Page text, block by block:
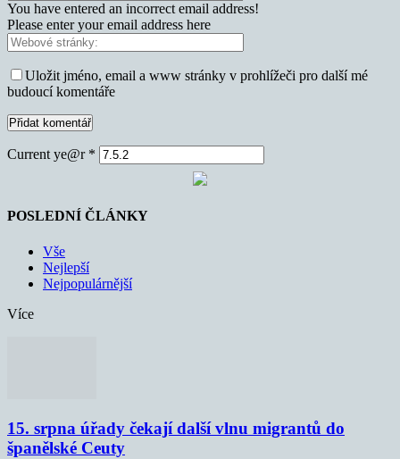
You have entered an incorrect email address!
Please enter your email address here
Uložit jméno, email a www stránky v prohlížeči pro další mé
budoucí komentáře
Current ye@r *
POSLEDNÍ ČLÁNKY
Vše
Nejlepší
Nejpopulárnější
Více
15. srpna úřady čekají další vlnu migrantů do
španělské Ceuty